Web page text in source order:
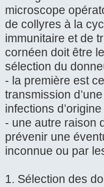
microscope
de collyres à la
immunitaire et de
cornéen doit être
sélection du
- la première est
transmission
infections
- une autre raison
prévenir une
inconnue ou par
1. Sélection des